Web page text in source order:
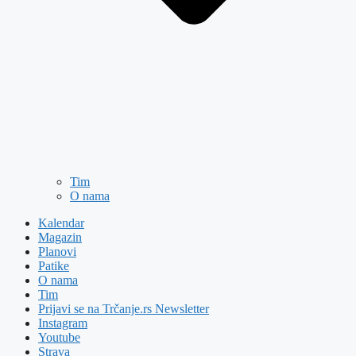
Tim
O nama
Kalendar
Magazin
Planovi
Patike
O nama
Tim
Prijavi se na Trčanje.rs Newsletter
Instagram
Youtube
Strava